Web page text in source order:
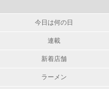
今日は何の日
連載
新着店舗
ラーメン